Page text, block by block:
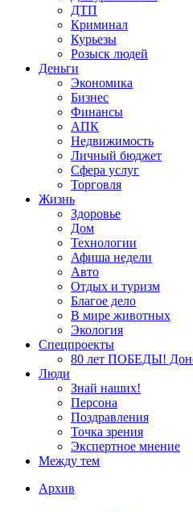
ДТП
Криминал
Курьезы
Розыск людей
Деньги
Экономика
Бизнес
Финансы
АПК
Недвижимость
Личный бюджет
Сфера услуг
Торговля
Жизнь
Здоровье
Дом
Технологии
Афиша недели
Авто
Отдых и туризм
Благое дело
В мире животных
Экология
Спецпроекты
80 лет ПОБЕДЫ!
Люди
Знай наших!
Персона
Поздравления
Точка зрения
Экспертное мнение
Между тем
Архив